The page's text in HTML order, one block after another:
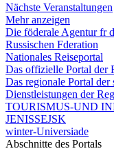
Nächste Veranstaltungen
Mehr anzeigen
Die föderale Agentur fr
Russischen Fderation
Nationales Reiseportal
Das offizielle Portal der
Das regionale Portal
Dienstleistungen der
TOURISMUS-UND
JENISSEJSK
winter-Universiade
Abschnitte des Portals